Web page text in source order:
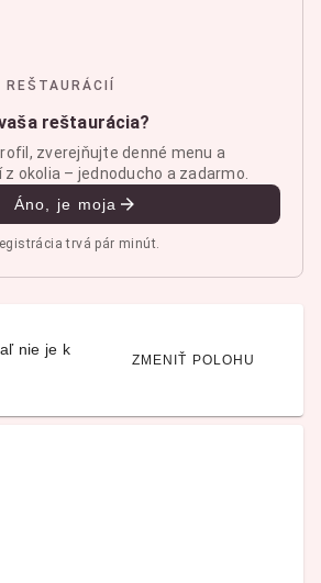
reštaurácia?
zverejňujte denné menu a
okolia – jednoducho a zadarmo.
Áno, je moja
trvá pár minút.
nie je k
ZMENIŤ POLOHU